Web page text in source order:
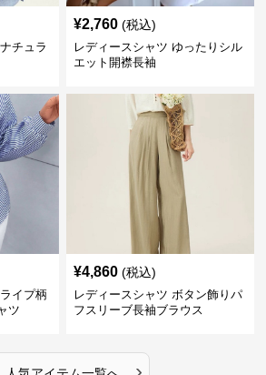
チュラ
¥2,760 (税込)
レディースシャツ ゆったりシル
エット開襟長袖
イプ柄
ツ
¥4,860 (税込)
レディースシャツ ボタン飾りパ
フスリーブ長袖ブラウス